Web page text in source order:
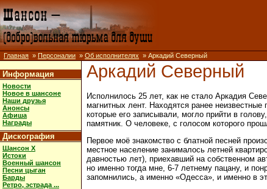
Главная » Персоналии » Об исполнителях » Аркадий Северный
Информация
Новости
Новое в шансоне
Наши друзья
Анонсы
Афиша
Награды
Дискография
Шансон X
Истоки
Военный шансон
Песни цыган
Барды
Ретро, эстрада ...
Аркадий Северный
Исполнилось 25 лет, как не стало Аркадия
магнитных лент. Находятся ранее
которые его записывали, могло прийти в
памятник. О человеке, с голосом которого
Первое моё знакомство с блатной песней
местное население занималось летней
давностью лет), приехавший на собственном
но именно тогда мне, 6-7 летнему пацану, и
запомнились, а именно «Одесса», и именно в